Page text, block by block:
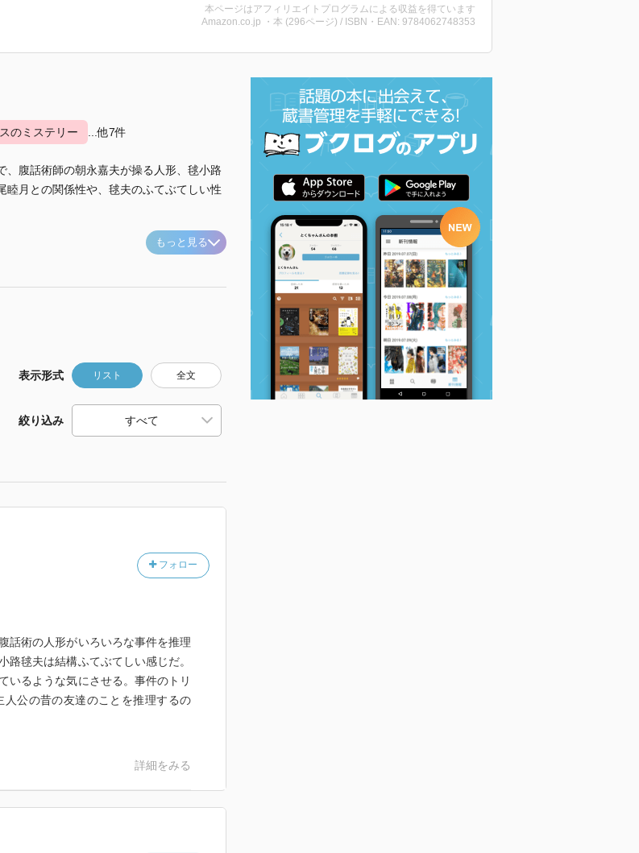
本ページはアフィリエイトプログラムによる収益を得ています
Amazon.co.jp ・本 (296ページ) / ISBN・EAN: 9784062748353
のミステリー ...他7件
腹話術師の朝永嘉夫が操る人形、毬小路
月との関係性や、毬夫のふてぶてしい性
もっと見る
表示形式 リスト 全文
絞り込み
フォロー
話術の人形がいろいろな事件を推理
毬夫は結構ふてぶてしい感じだ。
いるような気にさせる。事件のトリ
公の昔の友達のことを推理するの
詳細をみる